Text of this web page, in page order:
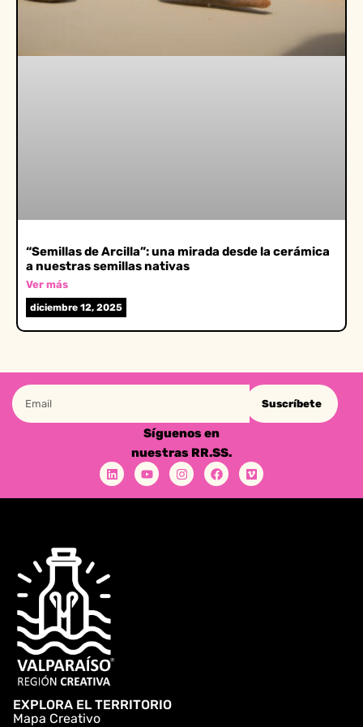
“Semillas de Arcilla”: una mirada desde la cerámica
a nuestras semillas nativas
Ver más
diciembre 12, 2025
Suscríbete
Síguenos en
nuestras RR.SS.
EXPLORA EL TERRITORIO
Mapa Creativo